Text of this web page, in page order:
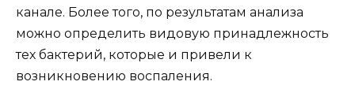
канале. Более того, по результатам анализа
можно определить видовую принадлежность
тех бактерий, которые и привели к
возникновению воспаления.